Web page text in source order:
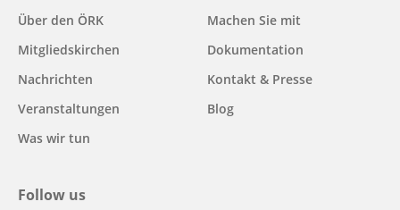
Main
navigation
Über den ÖRK
Mitgliedskirchen
Nachrichten
Veranstaltungen
Was wir tun
Machen Sie mit
Dokumentation
Kontakt & Presse
Blog
Follow us